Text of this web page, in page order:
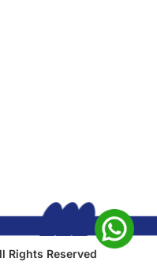
Rights Reserved